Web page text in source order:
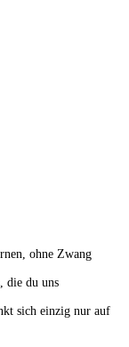
ohne Zwang
die du uns
sich einzig nur auf